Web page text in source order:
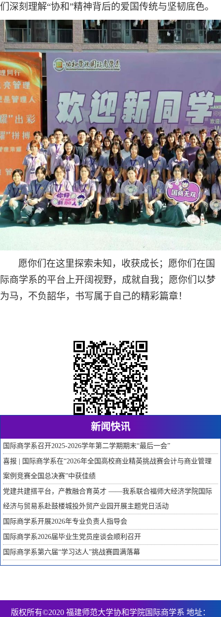
们深刻理解“协和”精神背后的爱国传统与坚韧底色。
愿你们在这里探索未知，收获成长；愿你们在国
际商学系的平台上开阔视野，成就自我；愿你们以梦
为马，不负韶华，书写属于自己的精彩篇章！
新闻快讯
国际商学系召开2025-2026学年第二学期期末“最后一会”
喜报 | 国际商学系在“2026年全国高校商业精英挑战赛会计与商业管理
案例竞赛全国总决赛”中获佳绩
党建共建搭平台，产教融合育英才 ——我系联合福师大经济学院国际
经济与贸易系赴鼓楼城投外贸产业园开展主题党日活动
国际商学系开展2026年专业负责人指导会
国际商学系2026届毕业生党员座谈会顺利召开
国际商学系第六届“学习达人”挑战赛圆满落幕
版权所有©2020 福建师范大学协和学院国际商学系 地址：